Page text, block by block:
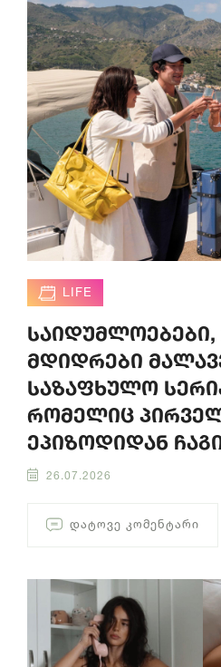
LIFE
მდიდრები
საზაფხულო
რომელიც
ეპიზოდიდან
26.07.2026
ᲓᲐᲢᲝᲕᲔ ᲙᲝᲛᲔᲜᲢᲐᲠᲘ